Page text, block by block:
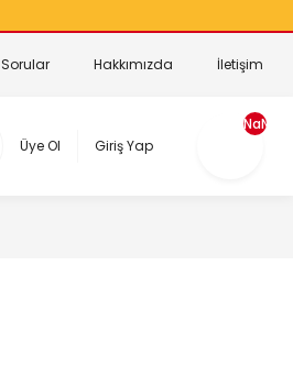
Hakkımızda İletişim
Üye Ol Giriş Yap
NaN